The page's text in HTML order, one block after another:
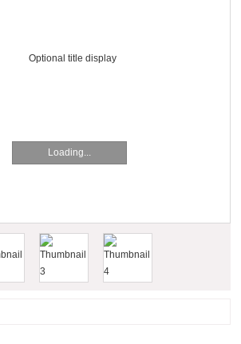
Loading...